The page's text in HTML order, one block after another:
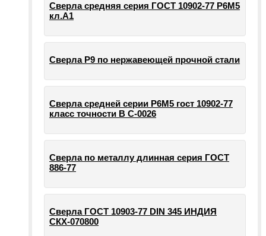
Сверла средняя серия ГОСТ 10902-77 Р6М5
кл.А1
Сверла Р9 по нержавеющей прочной стали
Сверла средней серии Р6М5 гост 10902-77
класс точности В С-0026
Сверла по металлу длинная серия ГОСТ
886-77
Сверла ГОСТ 10903-77 DIN 345 ИНДИЯ
СКХ-070800